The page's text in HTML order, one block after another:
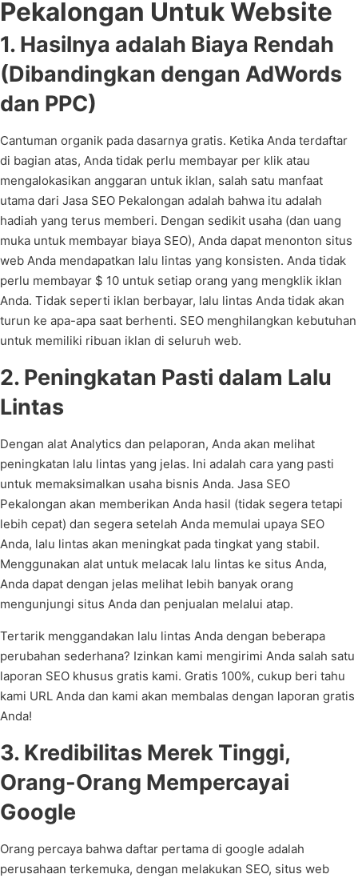
Pekalongan Untuk Website
1. Hasilnya adalah Biaya Rendah
(Dibandingkan dengan AdWords
dan PPC)
Cantuman organik pada dasarnya gratis. Ketika Anda terdaftar
di bagian atas, Anda tidak perlu membayar per klik atau
mengalokasikan anggaran untuk iklan, salah satu manfaat
utama dari Jasa SEO Pekalongan adalah bahwa itu adalah
hadiah yang terus memberi. Dengan sedikit usaha (dan uang
muka untuk membayar biaya SEO), Anda dapat menonton situs
web Anda mendapatkan lalu lintas yang konsisten. Anda tidak
perlu membayar $ 10 untuk setiap orang yang mengklik iklan
Anda. Tidak seperti iklan berbayar, lalu lintas Anda tidak akan
turun ke apa-apa saat berhenti. SEO menghilangkan kebutuhan
untuk memiliki ribuan iklan di seluruh web.
2. Peningkatan Pasti dalam Lalu
Lintas
Dengan alat Analytics dan pelaporan, Anda akan melihat
peningkatan lalu lintas yang jelas. Ini adalah cara yang pasti
untuk memaksimalkan usaha bisnis Anda. Jasa SEO
Pekalongan akan memberikan Anda hasil (tidak segera tetapi
lebih cepat) dan segera setelah Anda memulai upaya SEO
Anda, lalu lintas akan meningkat pada tingkat yang stabil.
Menggunakan alat untuk melacak lalu lintas ke situs Anda,
Anda dapat dengan jelas melihat lebih banyak orang
mengunjungi situs Anda dan penjualan melalui atap.
Tertarik menggandakan lalu lintas Anda dengan beberapa
perubahan sederhana? Izinkan kami mengirimi Anda salah satu
laporan SEO khusus gratis kami. Gratis 100%, cukup beri tahu
kami URL Anda dan kami akan membalas dengan laporan gratis
Anda!
3. Kredibilitas Merek Tinggi,
Orang-Orang Mempercayai
Google
Orang percaya bahwa daftar pertama di google adalah
perusahaan terkemuka, dengan melakukan SEO, situs web